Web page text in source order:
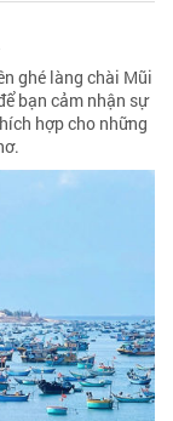
ghé làng chài Mũi
bạn cảm nhận sự
hợp cho những